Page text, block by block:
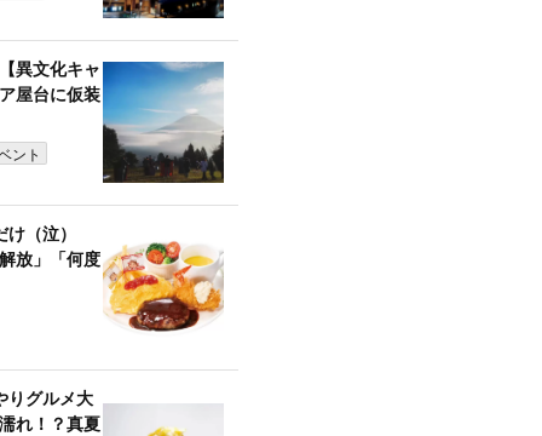
異文化キャ
屋台に仮装
ント
（泣）
放」「何度
りグルメ大
れ！？真夏